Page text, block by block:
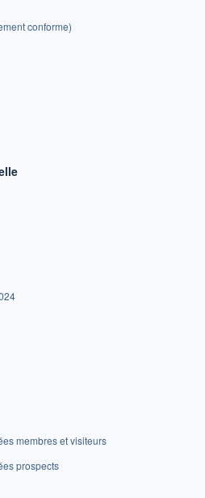
conforme)
membres et visiteurs
prospects